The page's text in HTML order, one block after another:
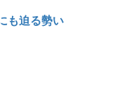
も迫る勢い